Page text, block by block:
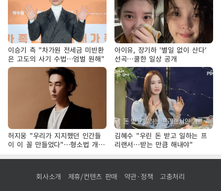
이승기 측 "차가원 전세금 미반환
은 고도의 사기 수법…엄벌 원해"
아이유, 장기하 '별일 없이 산다'
선곡…쿨한 일상 공개
허지웅 "우리가 지지했던 인간들
이 이 꼴 만들었다"…형소법 개정
에 격한 반응
김혜수 "우린 돈 받고 일하는 프
리랜서…받는 만큼 해내야"
회사소개 제휴/컨텐츠 판매 약관·정책 고충처리